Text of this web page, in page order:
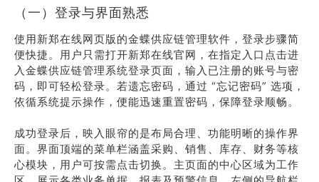
（一）登录与界面熟悉
使用新郑在线网页版的金蝶供应链管理软件，登录步骤简
便快捷。用户只需打开新郑在线官网，在指定入口点击进
入金蝶供应链管理系统登录页面，输入已注册的账号与密
码，即可轻松登录。若遗忘密码，通过 “忘记密码” 选项，
依循系统提示操作，便能迅速重置密码，保障登录顺畅。
成功登录后，映入眼帘的是布局合理、功能明晰的操作界
面。界面顶端的菜单栏涵盖采购、销售、库存、财务等核
心模块，用户可按需点击切换。主页面的中心区域为工作